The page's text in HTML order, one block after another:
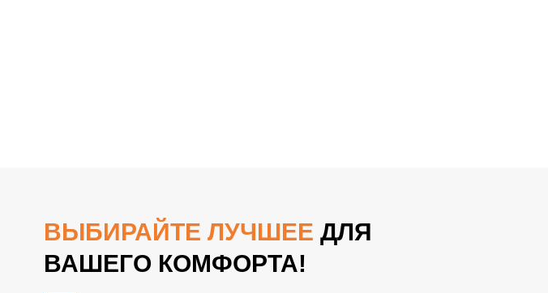
ВЫБИРАЙТЕ ЛУЧШЕЕ ДЛЯ
ВАШЕГО КОМФОРТА!